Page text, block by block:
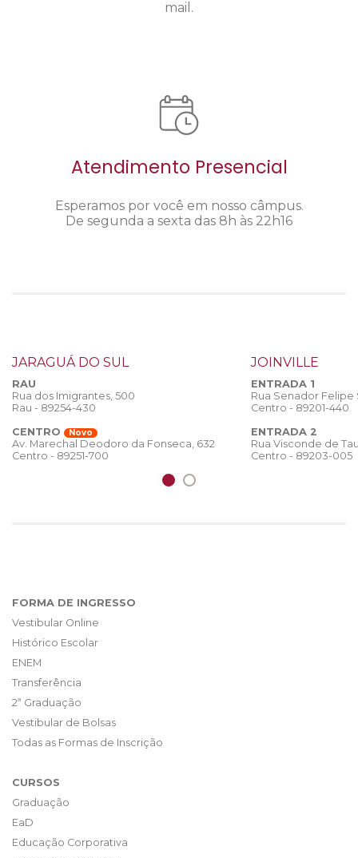
mail.
Atendimento Presencial
Esperamos por você em nosso câmpus.
De segunda a sexta das 8h às 22h16
JARAGUÁ DO SUL
RAU
Rua dos Imigrantes, 500
Rau - 89254-430
CENTRO
Novo
Av. Marechal Deodoro da Fonseca, 632
Centro - 89251-700
JOINVILLE
ENTRADA 1
Rua Senador
Centro - 89201-440
ENTRADA 2
Rua Visconde de
Centro - 89203-005
FORMA DE INGRESSO
Vestibular Online
Histórico Escolar
ENEM
Transferência
2ª Graduação
Vestibular de Bolsas
Todas as Formas de Inscrição
CURSOS
Graduação
EaD
Educação Corporativa